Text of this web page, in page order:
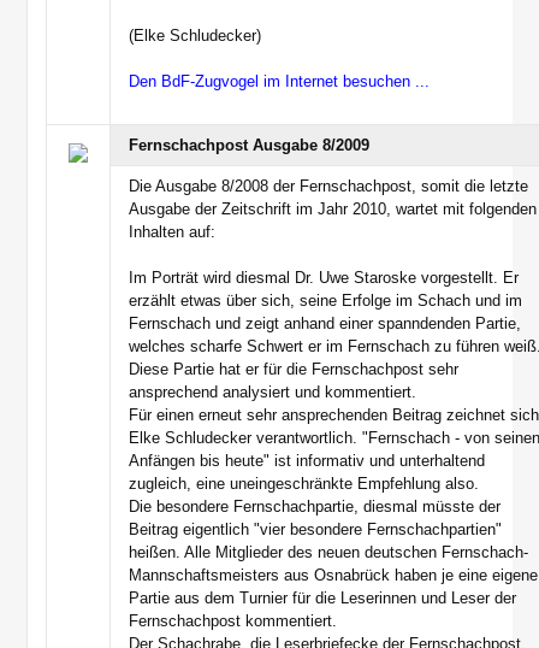
(Elke Schludecker)
Den BdF-Zugvogel im Internet besuchen ...
Fernschachpost Ausgabe 8/2009
Die Ausgabe 8/2008 der Fernschachpost, somit die letzte
Ausgabe der Zeitschrift im Jahr 2010, wartet mit folgenden
Inhalten auf:
Im Porträt wird diesmal Dr. Uwe Staroske vorgestellt. Er
erzählt etwas über sich, seine Erfolge im Schach und im
Fernschach und zeigt anhand einer spanndenden Partie,
welches scharfe Schwert er im Fernschach zu führen
Diese Partie hat er für die Fernschachpost sehr
ansprechend analysiert und kommentiert.
Für einen erneut sehr ansprechenden Beitrag zeichnet sich
Elke Schludecker verantwortlich. "Fernschach - von
Anfängen bis heute" ist informativ und unterhaltend
zugleich, eine uneingeschränkte Empfehlung also.
Die besondere Fernschachpartie, diesmal müsste der
Beitrag eigentlich "vier besondere Fernschachpartien"
heißen. Alle Mitglieder des neuen deutschen Fernschach-
Mannschaftsmeisters aus Osnabrück haben je eine eigene
Partie aus dem Turnier für die Leserinnen und Leser der
Fernschachpost kommentiert.
Der Schachrabe, die Leserbriefecke der Fernschachpost,